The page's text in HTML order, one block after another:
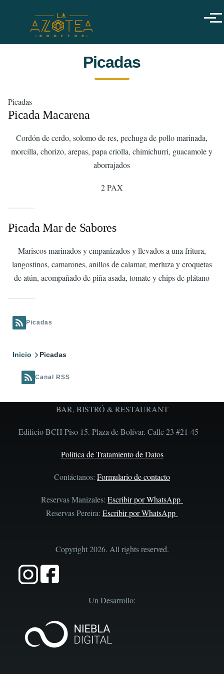
Menú
Picadas
Picadas
Picada Macarena
Cordón de cerdo, solomo de res, pechuga de pollo marinada,
morcilla, chorizo, arepas, papa criolla, chimichurri, guacamole y
aborrajados
2 PAX
Picada Mar de Sabores
Mariscos marinados y empanizados y llevados a una fritura,
langostinos, camarones, anillos de calamar, merluza y croquetas
de atún, acompañado de piña asada, tomate y chips de plátano
Picadas
Ruta
Inicio Picadas
Canal RSS
BAR, BISTRÓ & RESTAURANT
Edificio BCH Piso 15. Plaza de Bolívar. Calle 23 #21-45 -
Política de Tratamiento de Datos
Contáctanos: Formulario de contacto
Reservas Manizales: Escribir por WhatsApp
Reservas Pereira: Escribir por WhatsApp
Copyright 2026. All rights reserved.
Un Desarrollo: